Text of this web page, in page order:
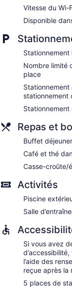
Vitesse du Wi-
Disponible
Nombre limité
place
stationnement
Repas et
Buffet
Café et thé
Casse-croûte/
Activités
Piscine
Salle
Si vous avez
l’aide des
reçue après la
5 places de